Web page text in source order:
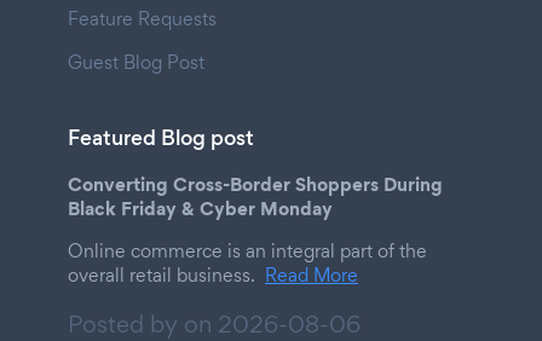
Feature Requests
Guest Blog Post
Featured Blog post
Converting Cross-Border Shoppers During
Black Friday & Cyber Monday
Online commerce is an integral part of the
overall retail business. Read More
Posted by on 2026-08-06